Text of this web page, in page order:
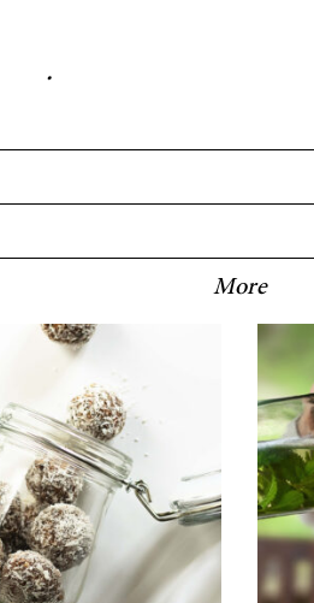
.
More